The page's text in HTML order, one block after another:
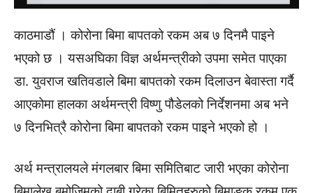
काठमाडौं । कोरोना बिमा बापतको रकम अब ७ दिनमै पाइने
भएको छ । यसअघिका विज्ञ अर्थमन्त्रीको उपमा समेत पाएका
डा. युवराज खतिवडाले बिमा बापतको रकम दिलाउन बेवास्ता गर्दै
आएकोमा हालका अर्थमन्त्री विष्णु पौडेलको निर्देशनमा अब भने
७ दिनभित्रै कोरोना बिमा बापतको रकम पाइने भएको हो ।
अर्थ मन्त्रालयले मंगलबार बिमा समितिबाट जारी भएका कोरोना